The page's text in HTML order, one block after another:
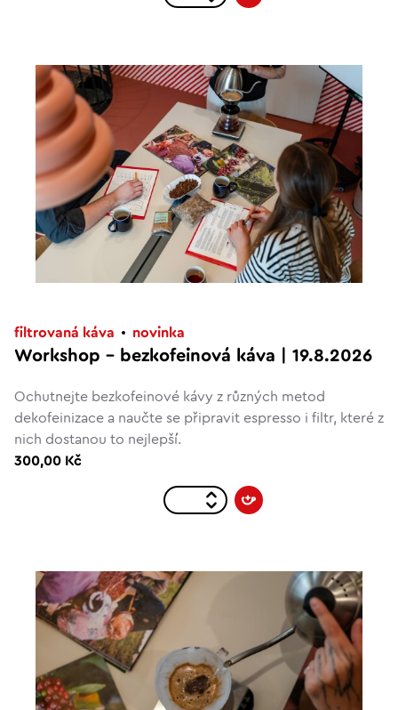
filtrovaná káva novinka
Workshop – bezkofeinová káva | 19.8.2026
Ochutnejte bezkofeinové kávy z různých metod
dekofeinizace a naučte se připravit espresso i filtr, které z
nich dostanou to nejlepší.
300,00 Kč